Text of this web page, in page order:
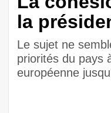
la
Le sujet ne
priorités du pays
européenne